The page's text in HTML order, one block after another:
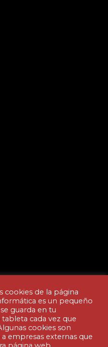
de privacidad
cookies de la página
es un pequeño
guarda en tu
cada vez que
cookies son
empresas externas que